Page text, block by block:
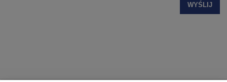
WYŚLIJ